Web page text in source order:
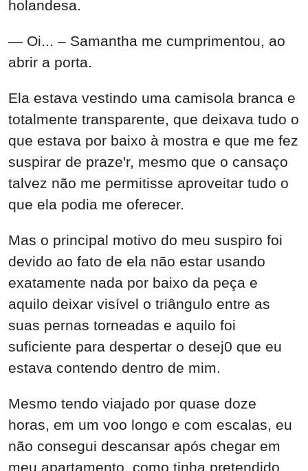
holandesa.
— Oi... – Samantha me cumprimentou, ao
abrir a porta.
Ela estava vestindo uma camisola branca e
totalmente transparente, que deixava tudo o
que estava por baixo à mostra e que me fez
suspirar de praze'r, mesmo que o cansaço
talvez não me permitisse aproveitar tudo o
que ela podia me oferecer.
Mas o principal motivo do meu suspiro foi
devido ao fato de ela não estar usando
exatamente nada por baixo da peça e
aquilo deixar visível o triângulo entre as
suas pernas torneadas e aquilo foi
suficiente para despertar o desej0 que eu
estava contendo dentro de mim.
Mesmo tendo viajado por quase doze
horas, em um voo longo e com escalas, eu
não consegui descansar após chegar em
meu apartamento, como tinha pretendido